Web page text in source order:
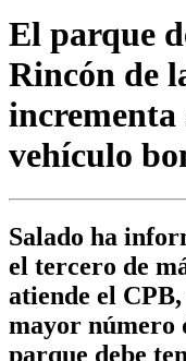
El parque
Rincón de
incrementa
vehículo
Salado ha
el tercero de
atiende el
mayor número
parque debe